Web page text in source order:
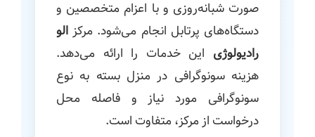
صورت شبانه‌روزی و با اعزام متخصصین و
دستگاه‌های پرتابل انجام می‌شود. مرکز الو
رادیولوژی این خدمات را ارائه می‌دهد.
هزینه سونوگرافی در منزل بسته به نوع
سونوگرافی مورد نیاز و فاصله محل
درخواست از مرکز، متفاوت است.